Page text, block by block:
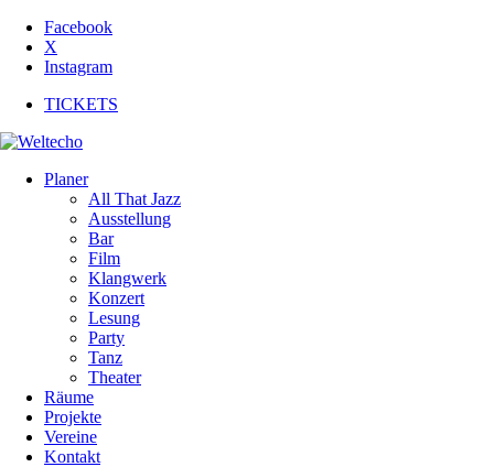
Facebook
X
Instagram
TICKETS
Planer
All That Jazz
Ausstellung
Bar
Film
Klangwerk
Konzert
Lesung
Party
Tanz
Theater
Räume
Projekte
Vereine
Kontakt